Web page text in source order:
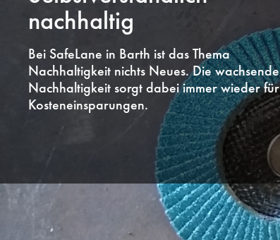
nachhaltig
Bei SafeLane in Barth ist das Thema
Nachhaltigkeit nichts Neues. Die wachsende
Nachhaltigkeit sorgt dabei immer wieder für
Kosteneinsparungen.